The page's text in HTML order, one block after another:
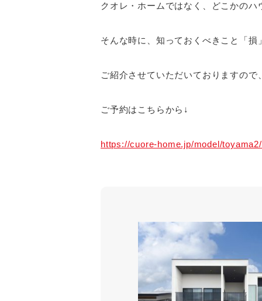
クオレ・ホームではなく、どこかのハ
そんな時に、知っておくべきこと「損
ご紹介させていただいておりますので
ご予約はこちらから↓
https://cuore-home.jp/model/